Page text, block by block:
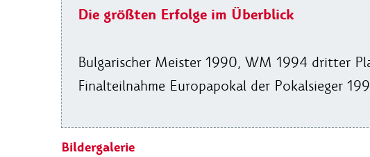
Die größten Erfolge im Überblick
Bulgarischer Meister 1990, WM 1994 dritter
Finalteilnahme Europapokal der Pokalsieger
Bildergalerie